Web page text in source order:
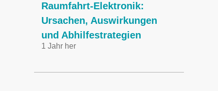
Raumfahrt-Elektronik:
Ursachen, Auswirkungen
und Abhilfestrategien
1 Jahr her